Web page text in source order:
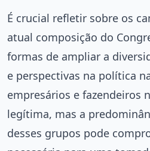
É crucial refletir sobre os
atual composição do
formas de ampliar a
e perspectivas na política
empresários e fazendeiros
legítima, mas a
desses grupos pode